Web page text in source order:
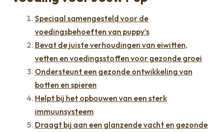
Speciaal samengesteld voor de
voedingsbehoeften van puppy’s
Bevat de juiste verhoudingen van eiwitten,
vetten en voedingsstoffen voor gezonde groei
Ondersteunt een gezonde ontwikkeling van
botten en spieren
Helpt bij het opbouwen van een sterk
immuunsysteem
Draagt bij aan een glanzende vacht en gezonde